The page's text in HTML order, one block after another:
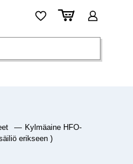
— Kylmäaine HFO-
erikseen )